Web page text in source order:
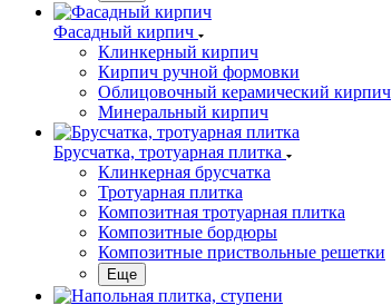
Фасадный кирпич
Клинкерный кирпич
Кирпич ручной формовки
Облицовочный керамический кирпич
Минеральный кирпич
Брусчатка, тротуарная плитка
Клинкерная брусчатка
Тротуарная плитка
Композитная тротуарная плитка
Композитные бордюры
Композитные приствольные решетки
Еще